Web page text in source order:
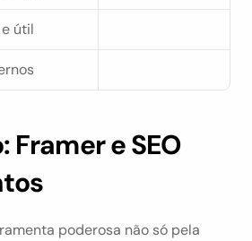
útil
Framer e SEO
poderosa não só pela